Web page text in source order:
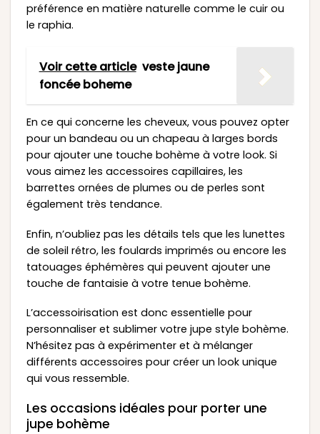
préférence en matière naturelle comme le cuir ou
le raphia.
Voir cette article veste jaune
foncée boheme
En ce qui concerne les cheveux, vous pouvez opter
pour un bandeau ou un chapeau à larges bords
pour ajouter une touche bohème à votre look. Si
vous aimez les accessoires capillaires, les
barrettes ornées de plumes ou de perles sont
également très tendance.
Enfin, n’oubliez pas les détails tels que les lunettes
de soleil rétro, les foulards imprimés ou encore les
tatouages éphémères qui peuvent ajouter une
touche de fantaisie à votre tenue bohème.
L’accessoirisation est donc essentielle pour
personnaliser et sublimer votre jupe style bohème.
N’hésitez pas à expérimenter et à mélanger
différents accessoires pour créer un look unique
qui vous ressemble.
Les occasions idéales pour porter une
jupe bohème